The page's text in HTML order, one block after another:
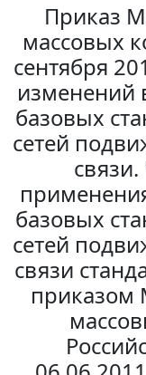
Приказ
массовых
сентября
изменений
базовых
сетей
базовых
сетей
связи
приказом